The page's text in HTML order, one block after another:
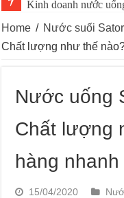
Kinh doanh nước
Home / Nước suối
Chất lượng như thế
Nước uống
Chất lượng
hàng nhanh
15/04/2020